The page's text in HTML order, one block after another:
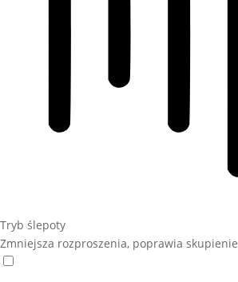
Tryb ślepoty
Zmniejsza rozproszenia, poprawia skupienie